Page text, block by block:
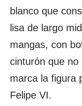
blanco que
lisa de largo
mangas, con
cinturón que no
marca la figura
Felipe VI.